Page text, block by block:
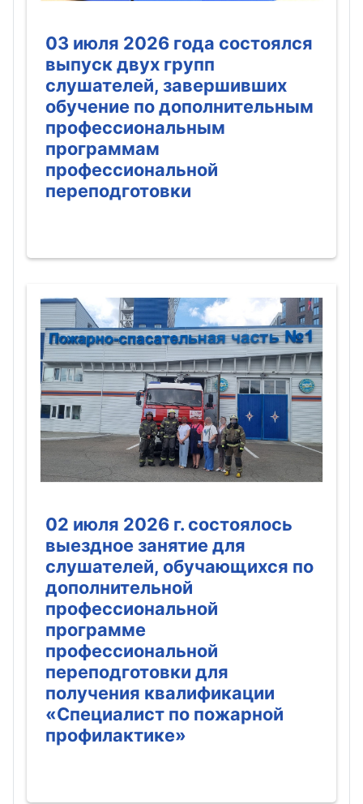
03 июля 2026 года состоялся
выпуск двух групп
слушателей, завершивших
обучение по дополнительным
профессиональным
программам
профессиональной
переподготовки
02 июля 2026 г. состоялось
выездное занятие для
слушателей, обучающихся по
дополнительной
профессиональной
программе
профессиональной
переподготовки для
получения квалификации
«Специалист по пожарной
профилактике»